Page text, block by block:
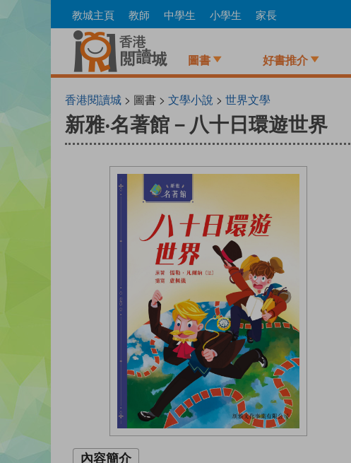
to
教城主頁 教師 中學生 小學生 家長
圖書 好書推介
香港閱讀城 > 圖書 > 文學小說 > 世界文學
新雅‧名著館－八十日環遊世界
內容簡介